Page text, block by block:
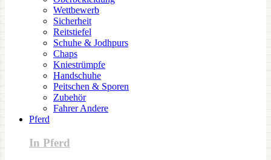
Wettbewerb
Sicherheit
Reitstiefel
Schuhe & Jodhpurs
Chaps
Kniestrümpfe
Handschuhe
Peitschen & Sporen
Zubehör
Fahrer Andere
Pferd
In Pferd